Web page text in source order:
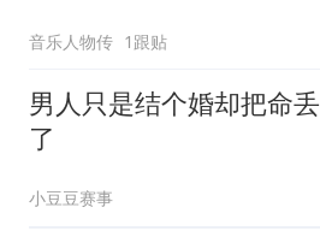
音乐人物传 1跟贴
男人只是结个婚却把命丢
了
小豆豆赛事